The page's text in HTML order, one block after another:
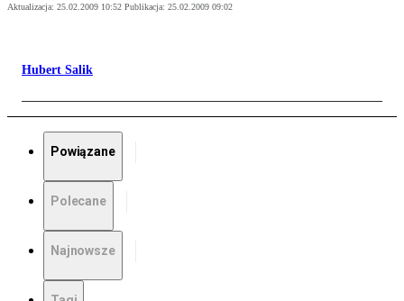
Aktualizacja: 25.02.2009 10:52 Publikacja: 25.02.2009 09:02
Hubert Salik
Powiązane
Polecane
Najnowsze